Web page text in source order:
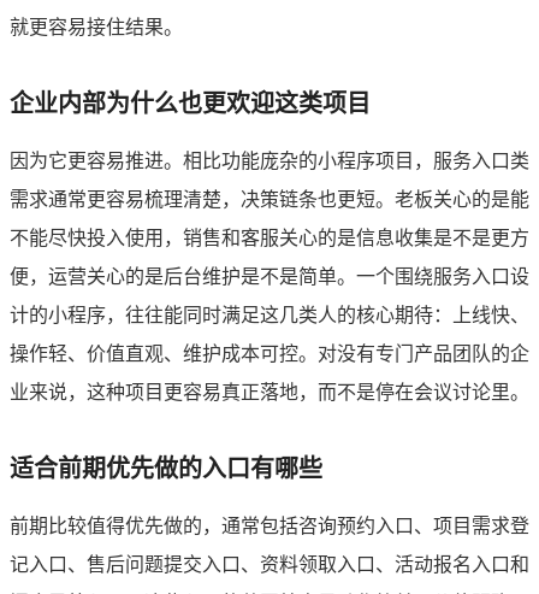
就更容易接住结果。
企业内部为什么也更欢迎这类项目
因为它更容易推进。相比功能庞杂的小程序项目，服务入口类
需求通常更容易梳理清楚，决策链条也更短。老板关心的是能
不能尽快投入使用，销售和客服关心的是信息收集是不是更方
便，运营关心的是后台维护是不是简单。一个围绕服务入口设
计的小程序，往往能同时满足这几类人的核心期待：上线快、
操作轻、价值直观、维护成本可控。对没有专门产品团队的企
业来说，这种项目更容易真正落地，而不是停在会议讨论里。
适合前期优先做的入口有哪些
前期比较值得优先做的，通常包括咨询预约入口、项目需求登
记入口、售后问题提交入口、资料领取入口、活动报名入口和